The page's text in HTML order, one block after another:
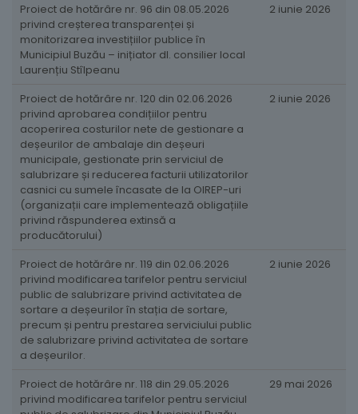
Proiect de hotărâre nr. 96 din 08.05.2026
privind creșterea transparenței și
monitorizarea investițiilor publice în
Municipiul Buzău – inițiator dl. consilier local
Laurențiu Stîlpeanu
2 iunie 2026
Proiect de hotărâre nr. 120 din 02.06.2026
privind aprobarea condițiilor pentru
acoperirea costurilor nete de gestionare a
deșeurilor de ambalaje din deșeuri
municipale, gestionate prin serviciul de
salubrizare și reducerea facturii utilizatorilor
casnici cu sumele încasate de la OIREP-uri
(organizații care implementează obligațiile
privind răspunderea extinsă a
producătorului)
2 iunie 2026
Proiect de hotărâre nr. 119 din 02.06.2026
privind modificarea tarifelor pentru serviciul
public de salubrizare privind activitatea de
sortare a deșeurilor în stația de sortare,
precum și pentru prestarea serviciului public
de salubrizare privind activitatea de sortare
a deșeurilor.
2 iunie 2026
Proiect de hotărâre nr. 118 din 29.05.2026
privind modificarea tarifelor pentru serviciul
29 mai 2026